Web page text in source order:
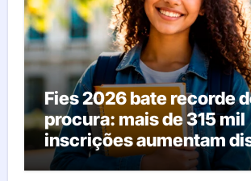
Fies 2026 bate recorde
procura: mais de 315 mil
inscrições aumentam
pelas vagas; veja o que